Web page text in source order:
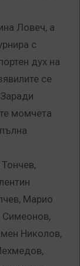
Ловеч, а
с
дух на
се
момчета
Марио
Симеонов,
Николов,